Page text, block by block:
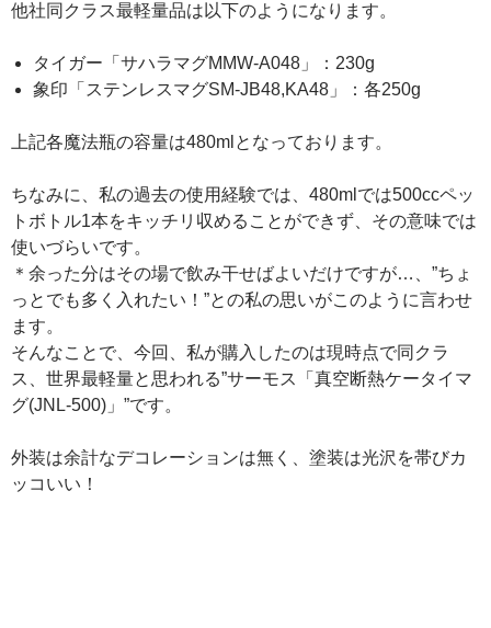
他社同クラス最軽量品は以下のようになります。
タイガー「サハラマグMMW-A048」：230g
象印「ステンレスマグSM-JB48,KA48」：各250g
上記各魔法瓶の容量は480mlとなっております。
ちなみに、私の過去の使用経験では、480mlでは500ccペッ
トボトル1本をキッチリ収めることができず、その意味では
使いづらいです。
＊余った分はその場で飲み干せばよいだけですが…、”ちょ
っとでも多く入れたい！”との私の思いがこのように言わせ
ます。
そんなことで、今回、私が購入したのは現時点で同クラ
ス、世界最軽量と思われる”サーモス「真空断熱ケータイマ
グ(JNL-500)」”です。
外装は余計なデコレーションは無く、塗装は光沢を帯びカ
ッコいい！